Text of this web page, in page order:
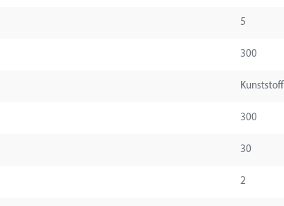
5
300
Kunststoff
300
30
2